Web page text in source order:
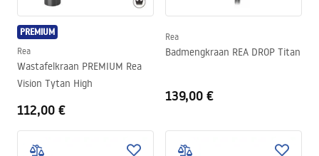
PREMIUM
Rea
Wastafelkraan PREMIUM Rea
Vision Tytan High
112,00 €
Rea
Badmengkraan REA DROP Titan
139,00 €